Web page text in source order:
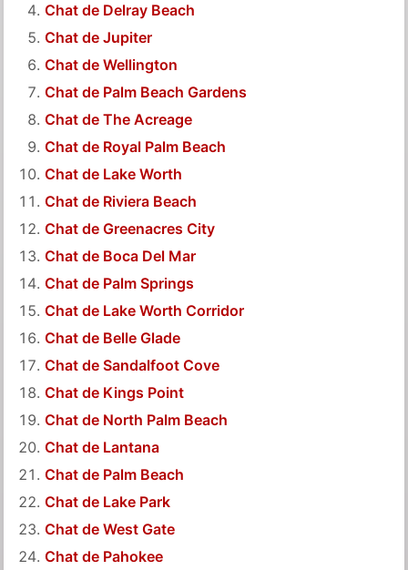
Chat de Delray Beach
Chat de Jupiter
Chat de Wellington
Chat de Palm Beach Gardens
Chat de The Acreage
Chat de Royal Palm Beach
Chat de Lake Worth
Chat de Riviera Beach
Chat de Greenacres City
Chat de Boca Del Mar
Chat de Palm Springs
Chat de Lake Worth Corridor
Chat de Belle Glade
Chat de Sandalfoot Cove
Chat de Kings Point
Chat de North Palm Beach
Chat de Lantana
Chat de Palm Beach
Chat de Lake Park
Chat de West Gate
Chat de Pahokee